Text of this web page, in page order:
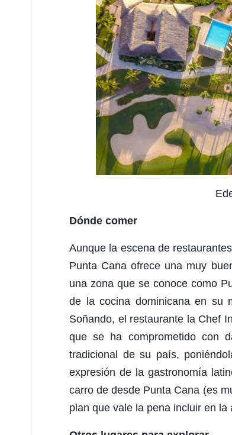
Dónde comer
Aunque la escena de
Punta Cana ofrece una muy
una zona que se conoce como
de la cocina dominicana en su
Soñando, el restaurante la Chef
que se ha comprometido con
tradicional de su país,
expresión de la gastronomía
carro de desde Punta Cana (es
plan que vale la pena incluir en la